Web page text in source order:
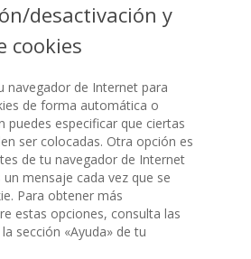
desactivación y
cookies
navegador de Internet para
de forma automática o
puedes especificar que ciertas
ser colocadas. Otra opción es
de tu navegador de Internet
mensaje cada vez que se
Para obtener más
estas opciones, consulta las
sección «Ayuda» de tu
Ventosas
materiales
como hierro
rendimiento, estas
ofrecen una
hermeticidad, bajo
mantenimiento y
útil prolongada. Su
permite un paso
restricciones, lo que
minimiza la pérdida
carga en la línea.